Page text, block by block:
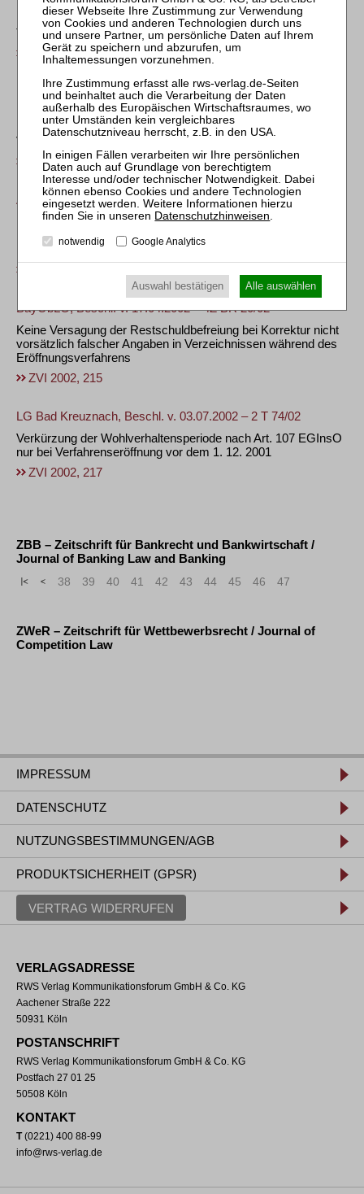
Keine isolierte Beschwerde gegen die Auswahl des
Treuhänders
ZVI 2002, 209
LG Münster, Beschl. v. 25.04.2002 – 5 T 133/02
Regelmäßige Stundung der Verfahrenskosten bei fehlendem
pfändbaren Einkommen und keinen sonstigen
Vermögenswerten
ZVI 2002, 210
AG Hamburg, Beschl. v. 26.04.2002 – 67g IN 152/02
Einstweilige Stundung der Verfahrenskosten zur
Beschleunigung der Eröffnung bei ungeklärter
Durchsetzbarkeit eines Prozesskostenvorschusses
BayObLG, Beschl. v. 17.04.2002 – 4Z BR 20/02
Keine Versagung der Restschuldbefreiung bei Korrektur nicht
vorsätzlich falscher Angaben in Verzeichnissen während des
Eröffnungsverfahrens
ZVI 2002, 215
LG Bad Kreuznach, Beschl. v. 03.07.2002 – 2 T 74/02
Verkürzung der Wohlverhaltensperiode nach Art. 107 EGInsO
nur bei Verfahrenseröffnung vor dem 1. 12. 2001
ZVI 2002, 217
ZBB – Zeitschrift für Bankrecht und Bankwirtschaft /
Journal of Banking Law and Banking
« < 38 39 40 41 42 43 44 45 46 47
ZWeR – Zeitschrift für Wettbewerbsrecht / Journal of
Competition Law
IMPRESSUM
DATENSCHUTZ
NUTZUNGSBESTIMMUNGEN/AGB
PRODUKTSICHERHEIT (GPSR)
VERTRAG WIDERRUFEN
VERLAGSADRESSE
RWS Verlag Kommunikationsforum GmbH & Co. KG
Aachener Straße 222
50931 Köln
POSTANSCHRIFT
RWS Verlag Kommunikationsforum GmbH & Co. KG
Postfach 27 01 25
50508 Köln
KONTAKT
T(0221) 400 88-99
info@rws-verlag.de
Datenschutzhinweisen.
notwendig Google Analytics
Auswahl bestätigen Alle auswählen